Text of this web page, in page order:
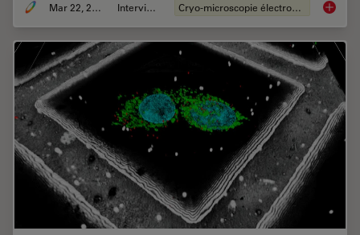
Mar 22, 2022 Interviews Cryo-microscopie électronique How to